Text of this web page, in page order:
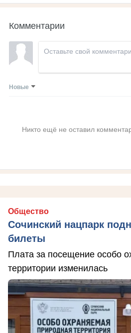
Комментарии
Новые
Никто ещё не оставил
Общество
Сочинский нацпарк
билеты
Плата за посещение особо
территории изменилась